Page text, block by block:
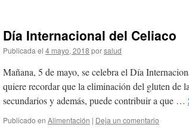
Día Internacional del Celiaco
Publicada el 4 mayo, 2018 porsalud
Mañana, 5 de mayo, se celebra el Día
quiere recordar que la eliminación del gluten de
secundarios y además, puede contribuir a que …
Publicado en Alimentación | Deja un comentario